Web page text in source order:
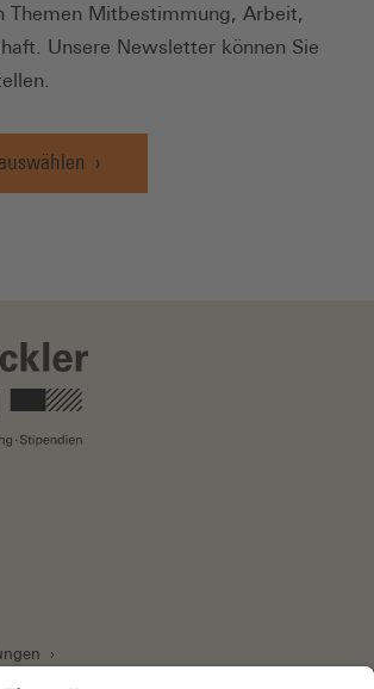
Themen Mitbestimmung, Arbeit,
Unsere Newsletter können Sie